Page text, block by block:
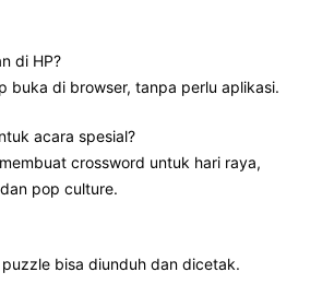
di HP?
buka di browser, tanpa perlu aplikasi.
acara spesial?
crossword untuk hari raya,
pop culture.
bisa diunduh dan dicetak.